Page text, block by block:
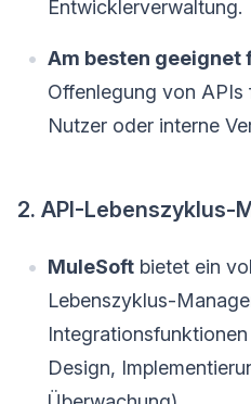
Entwicklerverwaltung.
Am besten geeignet
Offenlegung von
Nutzer oder interne
2. API-Lebenszyklus-
MuleSoft bietet ein
Lebenszyklus-
Design,